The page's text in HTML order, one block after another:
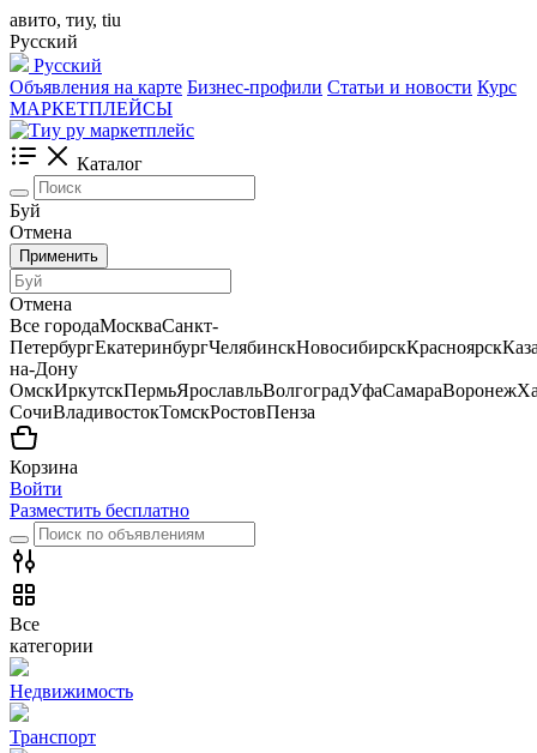
авито, тиу, tiu
Русский
Русский
Объявления на карте Бизнес-профили Статьи и новости Курс
МАРКЕТПЛЕЙСЫ
Каталог
Буй
Отмена
Применить
Отмена
Все городаМоскваСанкт-
ПетербургЕкатеринбургЧелябинскНовосибирскКрасноярск
на-Дону
ОмскИркутскПермьЯрославльВолгоградУфаСамараВоронеж
СочиВладивостокТомскРостовПенза
Корзина
Войти
Разместить бесплатно
Все
категории
Недвижимость
Транспорт